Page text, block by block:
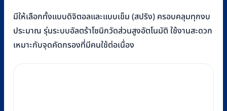
มีให้เลือกทั้งแบบดิจิตอลและแบบเข็ม (สปริง) ครอบคลุมทุกงบ
ประมาณ รุ่นระบบอัลตร้าโซนิกวัดส่วนสูงอัตโนมัติ ใช้งานสะดวก
เหมาะกับจุดคัดกรองที่มีคนใช้ต่อเนื่อง